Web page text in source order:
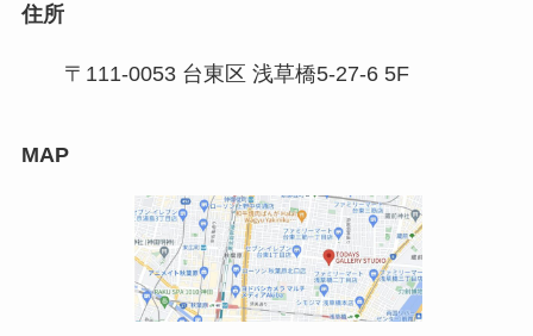
住所
〒111-0053 台東区 浅草橋5-27-6 5F
MAP